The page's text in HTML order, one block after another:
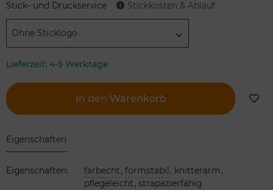
Stick- und Druckservice Stickkosten & Ablauf
Ohne Sticklogo
Lieferzeit: 4-5 Werktage
In den Warenkorb
Eigenschaften
Eigenschaften: farbecht, formstabil , knitterarm,
pflegeleicht, strapazierfähig